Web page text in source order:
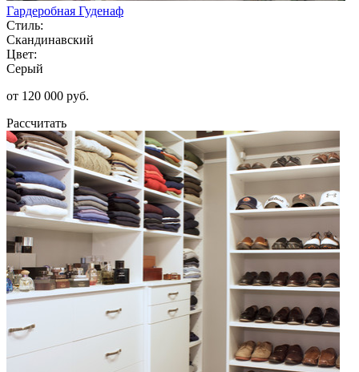
Гардеробная Гуденаф
Стиль:
Скандинавский
Цвет:
Серый
от 120 000 руб.
Рассчитать